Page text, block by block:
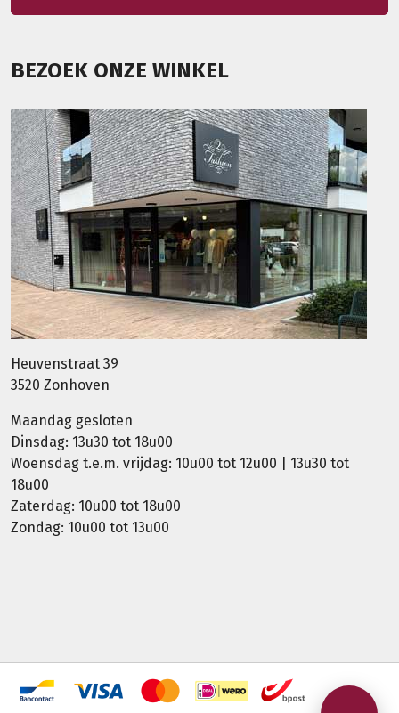
BEZOEK ONZE WINKEL
Heuvenstraat 39
3520 Zonhoven
Maandag gesloten
Dinsdag: 13u30 tot 18u00
Woensdag t.e.m. vrijdag: 10u00 tot 12u00 | 13u30 tot
18u00
Zaterdag: 10u00 tot 18u00
Zondag: 10u00 tot 13u00